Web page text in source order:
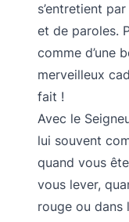
s’entretient
et de paroles.
comme d’une
merveilleux
fait !
Avec le
lui souvent
quand vous
vous lever,
rouge ou dans